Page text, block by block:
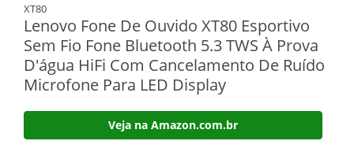
XT80
Lenovo Fone De Ouvido XT80 Esportivo
Sem Fio Fone Bluetooth 5.3 TWS À Prova
D'água HiFi Com Cancelamento De Ruído
Microfone Para LED Display
Veja na Amazon.com.br